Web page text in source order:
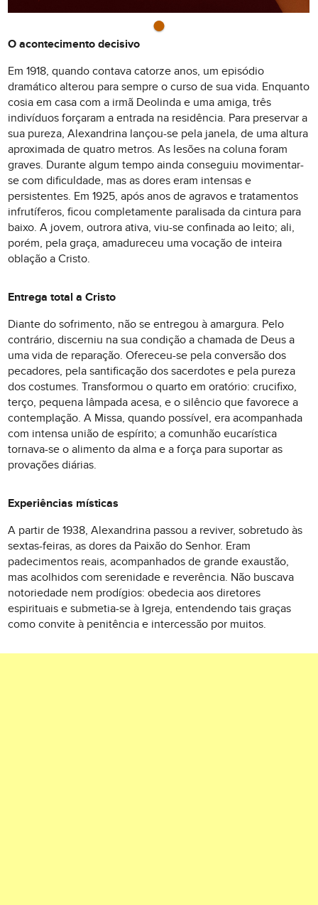
O acontecimento decisivo
Em 1918, quando contava catorze anos, um episódio
dramático alterou para sempre o curso de sua vida. Enquanto
cosia em casa com a irmã Deolinda e uma amiga, três
indivíduos forçaram a entrada na residência. Para preservar a
sua pureza, Alexandrina lançou-se pela janela, de uma altura
aproximada de quatro metros. As lesões na coluna foram
graves. Durante algum tempo ainda conseguiu movimentar-
se com dificuldade, mas as dores eram intensas e
persistentes. Em 1925, após anos de agravos e tratamentos
infrutíferos, ficou completamente paralisada da cintura para
baixo. A jovem, outrora ativa, viu-se confinada ao leito; ali,
porém, pela graça, amadureceu uma vocação de inteira
oblação a Cristo.
Entrega total a Cristo
Diante do sofrimento, não se entregou à amargura. Pelo
contrário, discerniu na sua condição a chamada de Deus a
uma vida de reparação. Ofereceu-se pela conversão dos
pecadores, pela santificação dos sacerdotes e pela pureza
dos costumes. Transformou o quarto em oratório: crucifixo,
terço, pequena lâmpada acesa, e o silêncio que favorece a
contemplação. A Missa, quando possível, era acompanhada
com intensa união de espírito; a comunhão eucarística
tornava-se o alimento da alma e a força para suportar as
provações diárias.
Experiências místicas
A partir de 1938, Alexandrina passou a reviver, sobretudo às
sextas-feiras, as dores da Paixão do Senhor. Eram
padecimentos reais, acompanhados de grande exaustão,
mas acolhidos com serenidade e reverência. Não buscava
notoriedade nem prodígios: obedecia aos diretores
espirituais e submetia-se à Igreja, entendendo tais graças
como convite à penitência e intercessão por muitos.